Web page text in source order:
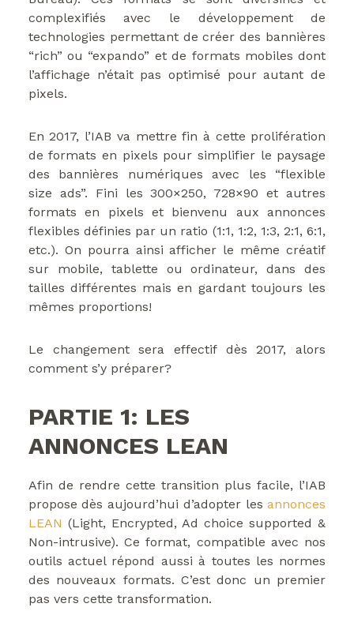
complexifiés avec le développement de
technologies permettant de créer des bannières
“rich” ou “expando” et de formats mobiles dont
l’affichage n’était pas optimisé pour autant de
pixels.
En 2017, l’IAB va mettre fin à cette prolifération
de formats en pixels pour simplifier le paysage
des bannières numériques avec les “flexible
size ads”. Fini les 300×250, 728×90 et autres
formats en pixels et bienvenu aux annonces
flexibles définies par un ratio (1:1, 1:2, 1:3, 2:1, 6:1,
etc.). On pourra ainsi afficher le même créatif
sur mobile, tablette ou ordinateur, dans des
tailles différentes mais en gardant toujours les
mêmes proportions!
Le changement sera effectif dès 2017, alors
comment s’y préparer?
PARTIE 1: LES
ANNONCES LEAN
Afin de rendre cette transition plus facile, l’IAB
propose dès aujourd’hui d’adopter lesannonces
LEAN (Light, Encrypted, Ad choice supported &
Non-intrusive). Ce format, compatible avec nos
outils actuel répond aussi à toutes les normes
des nouveaux formats. C’est donc un premier
pas vers cette transformation.